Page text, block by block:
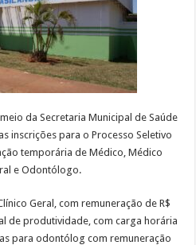
da Secretaria Municipal de Saúde
inscrições para o Processo Seletivo
temporária de Médico, Médico
e Odontólogo.
Geral, com remuneração de R$
de produtividade, com carga horária
para odontólog com remuneração